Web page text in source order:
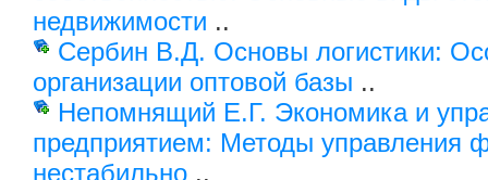
недвижимости ..
Сербин В.Д. Основы логистики:
организации оптовой базы ..
Непомнящий Е.Г. Экономика и
предприятием: Методы управления
нестабильно ..